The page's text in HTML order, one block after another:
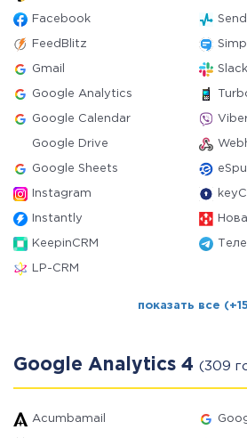
Facebook
FeedBlitz
Gmail Slack
Google Analytics
Google Calendar
Google Drive
Google Sheets
Instagram
Instantly
KeepinCRM
LP-CRM
показать все
Google Analytics 4 (309
Acumbamail